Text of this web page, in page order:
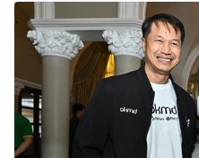
ได้เตรียมนักเรี
มหาวิทยาลัยเท่
เขาให้พร้อมเ
8.8 “ซูเลียน
ประเทศ จัดป
“ดร.ปิยะวัฒน์
พร้อมฟรีคอนเ